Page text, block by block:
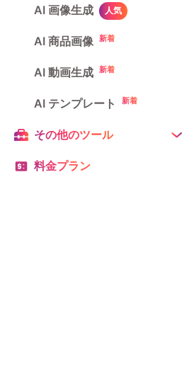
AI 画像生成 人気
AI 商品画像 新着
AI 動画生成 新着
AI テンプレート 新着
その他のツール
料金プラン